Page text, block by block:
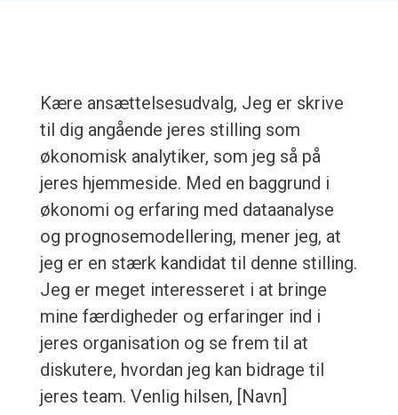
Kære ansættelsesudvalg, Jeg er skrive
til dig angående jeres stilling som
økonomisk analytiker, som jeg så på
jeres hjemmeside. Med en baggrund i
økonomi og erfaring med dataanalyse
og prognosemodellering, mener jeg, at
jeg er en stærk kandidat til denne stilling.
Jeg er meget interesseret i at bringe
mine færdigheder og erfaringer ind i
jeres organisation og se frem til at
diskutere, hvordan jeg kan bidrage til
jeres team. Venlig hilsen, [Navn]